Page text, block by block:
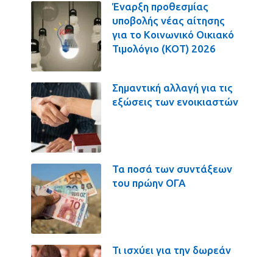
Έναρξη προθεσμίας
υποβολής νέας αίτησης
για το Κοινωνικό Οικιακό
Τιμολόγιο (ΚΟΤ) 2026
Σημαντική αλλαγή για τις
εξώσεις των ενοικιαστών
Τα ποσά των συντάξεων
του πρώην ΟΓΑ
Τι ισχύει για την δωρεάν